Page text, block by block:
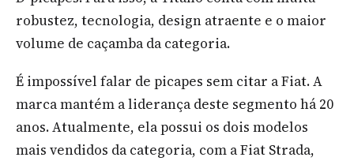
robustez, tecnologia, design atraente e o maior
volume de caçamba da categoria.
É impossível falar de picapes sem citar a Fiat. A
marca mantém a liderança deste segmento há 20
anos. Atualmente, ela possui os dois modelos
mais vendidos da categoria, com a Fiat Strada,